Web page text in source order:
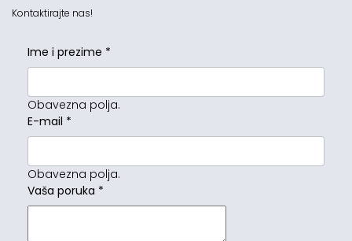
Kontaktirajte nas!
Ime i prezime *
Obavezna polja.
E-mail *
Obavezna polja.
Vaša poruka *